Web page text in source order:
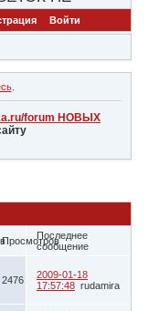
Войти
.
forum НОВЫХ
ПросмотровПоследнее
сообщение
2476
2009-01-18
17:57:48 rudamira